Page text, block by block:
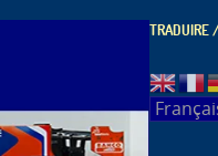
TRADUIRE